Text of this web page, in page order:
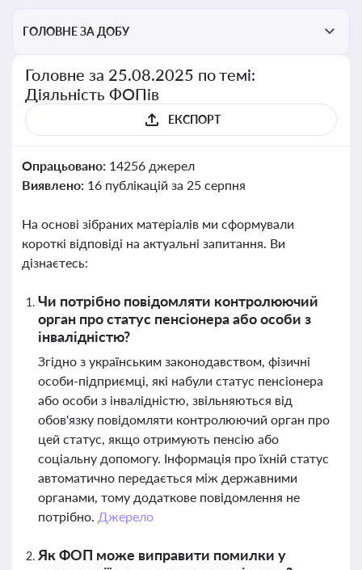
ГОЛОВНЕ ЗА ДОБУ
Головне за 25.08.2025 по темі:
Діяльність ФОПів
ЕКСПОРТ
Опрацьовано: 14256 джерел
Виявлено: 16 публікацій за 25 серпня
На основі зібраних матеріалів ми сформували
короткі відповіді на актуальні запитання. Ви
дізнаєтесь:
Чи потрібно повідомляти контролюючий
орган про статус пенсіонера або особи з
інвалідністю?
Згідно з українським законодавством, фізичні
особи-підприємці, які набули статус пенсіонера
або особи з інвалідністю, звільняються від
обов'язку повідомляти контролюючий орган про
цей статус, якщо отримують пенсію або
соціальну допомогу. Інформація про їхній статус
автоматично передається між державними
органами, тому додаткове повідомлення не
потрібно. Джерело
Як ФОП може виправити помилки у